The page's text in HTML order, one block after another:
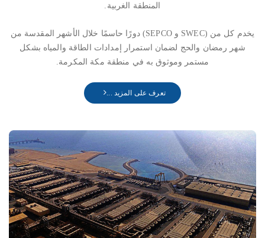
المنطقة الغربية.
يخدم كل من (SWEC و SEPCO) دورًا حاسمًا خلال الأشهر المقدسة من
شهر رمضان والحج لضمان استمرار إمدادات الطاقة والمياه بشكل
مستمر وموثوق به في منطقة مكة المكرمة.
تعرف على المزيد ...